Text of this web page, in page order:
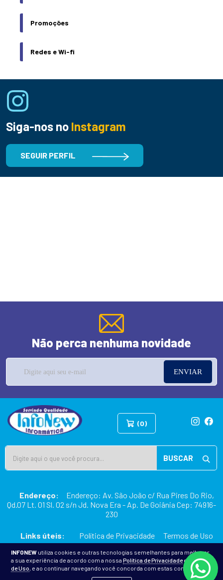
INFONEW utiliza cookies e outras tecnologias semelhantes para melhorar
a sua experiência de acordo com a nossa Política de Privacidadee
Termos
de Uso, e ao continuar navegando você concorda com estas condições.
Promoções
Redes e Wi-fi
Siga-nos no Instagram
SEGUIR PERFIL
Não perca nenhuma novidade
ENVIAR
(0)
BUSCAR
Endereço:
Endereço: Av. São João c/ Rua Pires Do Rio,
Qd.07 Lt. 01 Sl. 02 s/n Jd. Nova Era - Ap. De Goiânia Cep: 74916-
230
Links úteis: Política de Privacidade Termos de Uso
2026 © INFONEW INFORMÁTICA